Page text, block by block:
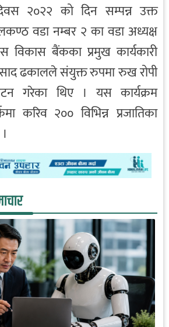
२०२२ को दिन सम्पन्न उक्त
वडा नम्बर २ का वडा अध्यक्ष
विकास बैंकका प्रमुख कार्यकारी
ढकालले संयुक्त रुपमा रुख रोपी
गरेका थिए । यस कार्यक्रम
करिव २०० विभिन्न प्रजातिका